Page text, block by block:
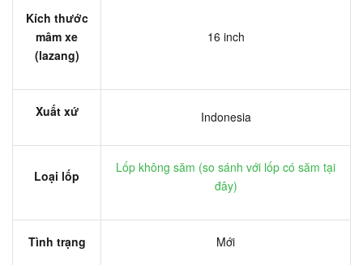
Kích thước
mâm xe
(lazang)
16 inch
Xuất xứ Indonesia
Loại lốp
Lốp không săm (so sánh với lốp có săm tại
đây)
Tình trạng Mới